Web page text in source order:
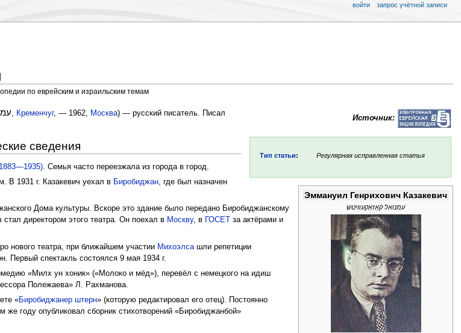
по еврейским и израильским темам
Источник:
Тип статьи: Регулярная исправленная статья
Эммануил Генрихович Казакевич
עמנואל קאַזאַקעװיטש
, 1913, Кременчуг, — 1962, Москва) — русский писатель. Писал
сведения
. Семья часто переезжала из города в город.
В 1931 г. Казакевич уехал в Биробиджан, где был назначен
Дома культуры. Вскоре это здание было передано Биробиджанскому
директором этого театра. Он поехал в Москву, в ГОСЕТ
за актёрами и
нового театра, при ближайшем участии Михоэлса шли репетиции
Первый спектакль состоялся 9 мая 1934 г.
«Милх ун хоник» («Молоко и мёд»), перевёл с немецкого на идиш
Полежаева» Л. Рахманова.
«Биробиджанер штерн» (которую редактировал его отец). Постоянно
же году опубликовал сборник стихотворений «Биробиджанбой»
войти запрос учётной записи